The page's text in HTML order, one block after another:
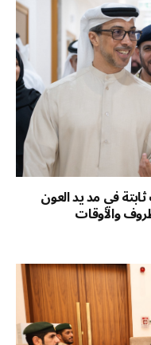
في مد يد العون
والأوقات